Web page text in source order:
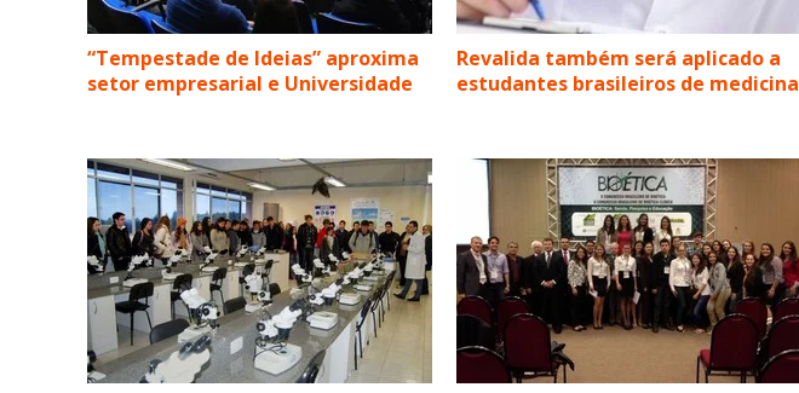
“Tempestade de Ideias” aproxima
setor empresarial e Universidade
Revalida também será aplicado a
estudantes brasileiros de medicina